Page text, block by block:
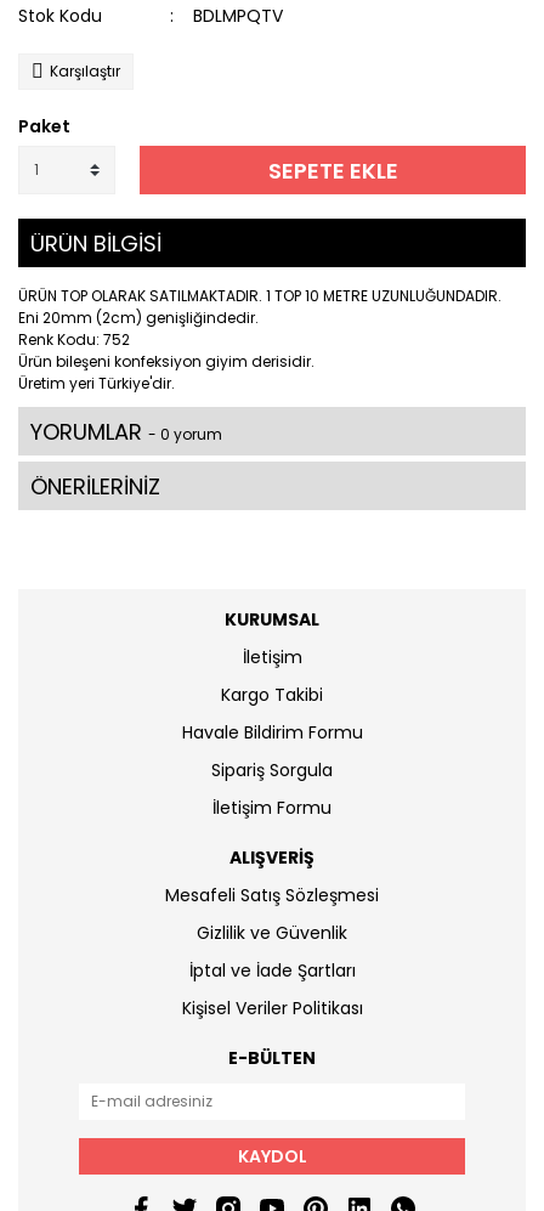
Stok Kodu
BDLMPQTV
Karşılaştır
Paket
SEPETE EKLE
ÜRÜN BİLGİSİ
ÜRÜN TOP OLARAK SATILMAKTADIR. 1 TOP 10 METRE UZUNLUĞUNDADIR.
Eni 20mm (2cm) genişliğindedir.
Renk Kodu: 752
Ürün bileşeni konfeksiyon giyim derisidir.
Üretim yeri Türkiye'dir.
YORUMLAR - 0 yorum
ÖNERİLERİNİZ
KURUMSAL
İletişim
Kargo Takibi
Havale Bildirim Formu
Sipariş Sorgula
İletişim Formu
ALIŞVERİŞ
Mesafeli Satış Sözleşmesi
Gizlilik ve Güvenlik
İptal ve İade Şartları
Kişisel Veriler Politikası
E-BÜLTEN
KAYDOL